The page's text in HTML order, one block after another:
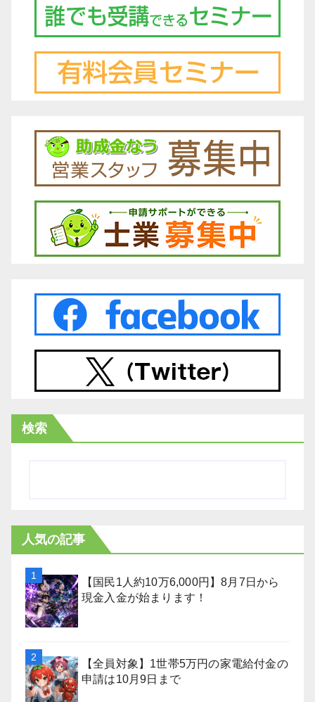
検索
人気の記事
【国民1人約10万6,000円】8月7日から
現金入金が始まります！
【全員対象】1世帯5万円の家電給付金の
申請は10月9日まで